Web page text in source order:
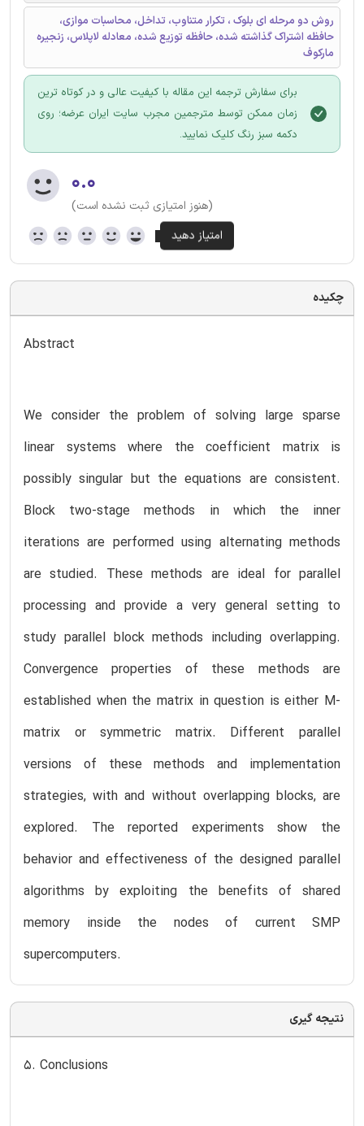
روش دو مرحله ای بلوک ، تکرار متناوب، تداخل، محاسبات موازی،
حافظه اشتراک گذاشته شده، حافظه توزیع شده، معادله لاپلاس، زنجیره
مارکوف
برای سفارش ترجمه این مقاله با کیفیت عالی و در کوتاه ترین
زمان ممکن توسط مترجمین مجرب سایت ایران عرضه؛ روی
دکمه سبز رنگ کلیک نمایید.
۰.۰
(هنوز امتیازی ثبت نشده است)
چکیده
Abstract
We consider the problem of solving large sparse
linear systems where the coefficient matrix is
possibly singular but the equations are consistent.
Block two-stage methods in which the inner
iterations are performed using alternating methods
are studied. These methods are ideal for parallel
processing and provide a very general setting to
study parallel block methods including overlapping.
Convergence properties of these methods are
established when the matrix in question is either M-
matrix or symmetric matrix. Different parallel
versions of these methods and implementation
strategies, with and without overlapping blocks, are
explored. The reported experiments show the
behavior and effectiveness of the designed parallel
algorithms by exploiting the benefits of shared
memory inside the nodes of current SMP
supercomputers.
نتیجه گیری
5. Conclusions